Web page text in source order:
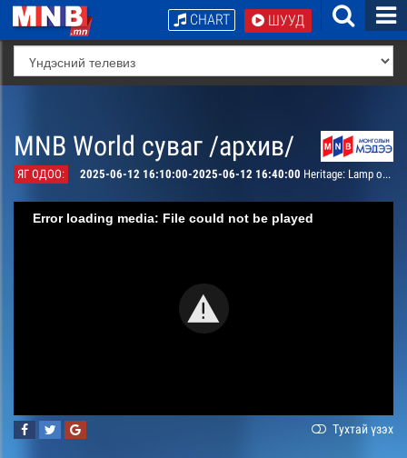
ШУУД
CHART
MNB World суваг /архив/
ЯГ ОДОО: 2025-06-12 16:10:00-2025-06-12 16:40:00 Heritage: Lamp offering
Error loading media: File could not be played
Тухтай үзэх